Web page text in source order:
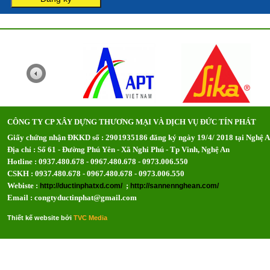
CÔNG TY CP XÂY DỰNG THƯƠNG MẠI VÀ DỊCH VỤ ĐỨC TÍN PHÁT
Giấy chứng nhận ĐKKD số : 2901935186 đăng ký ngày 19/4/ 2018 tại Nghệ
Địa chỉ : Số 61 - Đường Phú Yên - Xã Nghi Phú - Tp Vinh, Nghệ An
Hotline : 0937.480.678 - 0967.480.678 - 0973.006.550
CSKH : 0937.480.678 - 0967.480.678 - 0973.006.550
Webiste : http://ductinphatxd.com/ ; http://sannennghean.com/
Email : congtyductinphat@gmail.com
Thiết kế website bởi TVC Media